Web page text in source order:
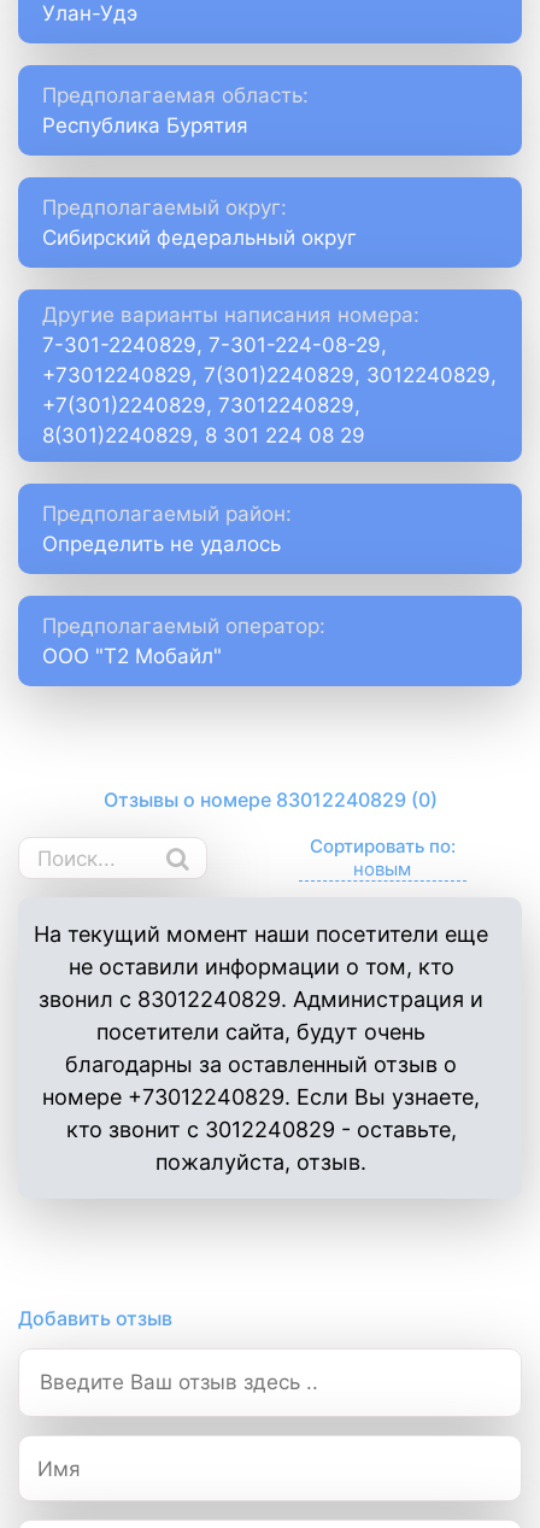
Улан-Удэ
Предполагаемая область:
Республика Бурятия
Предполагаемый округ:
Сибирский федеральный округ
Другие варианты написания номера:
7-301-2240829, 7-301-224-08-29,
+73012240829, 7(301)2240829, 3012240829,
+7(301)2240829, 73012240829,
8(301)2240829, 8 301 224 08 29
Предполагаемый район:
Определить не удалось
Предполагаемый оператор:
ООО "Т2 Мобайл"
Отзывы о номере 83012240829 (0)
Сортировать по:
На текущий момент наши посетители еще
не оставили информации о том, кто
звонил с 83012240829. Администрация и
посетители сайта, будут очень
благодарны за оставленный отзыв о
номере +73012240829. Если Вы узнаете,
кто звонит с 3012240829 - оставьте,
пожалуйста, отзыв.
Добавить отзыв